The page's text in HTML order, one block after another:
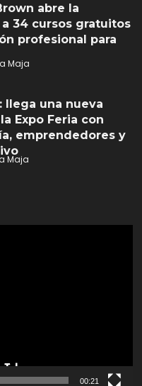
abre la
34 cursos gratuitos
profesional para
Maja
llega una nueva
Expo Feria con
emprendedores y
Maja
00:21